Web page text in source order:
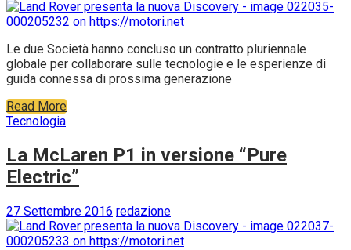
Le due Società hanno concluso un contratto pluriennale
globale per collaborare sulle tecnologie e le esperienze di
guida connessa di prossima generazione
Read More
Tecnologia
La McLaren P1 in versione “Pure
Electric”
27 Settembre 2016 redazione